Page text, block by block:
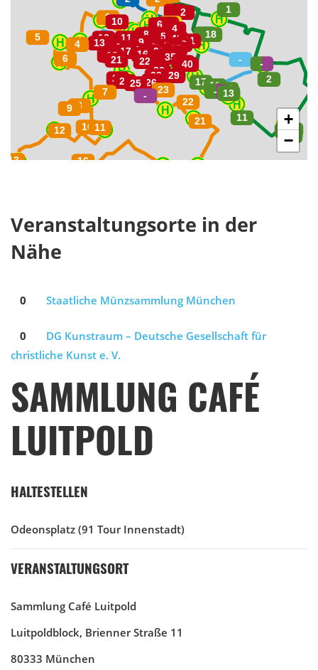
+
−
Veranstaltungsorte in der
Nähe
0 Staatliche Münzsammlung München
0
DG Kunstraum – Deutsche Gesellschaft für
christliche Kunst e. V.
SAMMLUNG CAFÉ
LUITPOLD
HALTESTELLEN
Odeonsplatz (91 Tour Innenstadt)
VERANSTALTUNGSORT
Sammlung Café Luitpold
Luitpoldblock, Brienner Straße 11
80333 München